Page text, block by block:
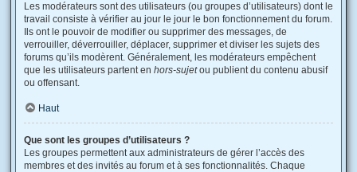
Les modérateurs sont des utilisateurs (ou groupes d’utilisateurs) dont le
travail consiste à vérifier au jour le jour le bon fonctionnement du forum.
Ils ont le pouvoir de modifier ou supprimer des messages, de
verrouiller, déverrouiller, déplacer, supprimer et diviser les sujets des
forums qu’ils modèrent. Généralement, les modérateurs empêchent
que les utilisateurs partent en hors-sujetou publient du contenu abusif
ou offensant.
Haut
Que sont les groupes d’utilisateurs ?
Les groupes permettent aux administrateurs de gérer l’accès des
membres et des invités au forum et à ses fonctionnalités. Chaque